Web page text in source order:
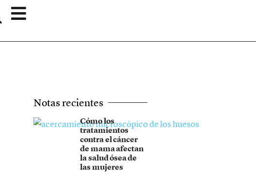
Notas recientes
Cómo los
tratamientos
contra el cáncer
de mama afectan
la salud ósea de
las mujeres